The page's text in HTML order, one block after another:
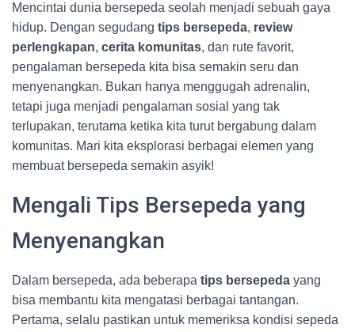
Mencintai dunia bersepeda seolah menjadi sebuah gaya
hidup. Dengan segudang tips bersepeda, review
perlengkapan, cerita komunitas, dan rute favorit,
pengalaman bersepeda kita bisa semakin seru dan
menyenangkan. Bukan hanya menggugah adrenalin,
tetapi juga menjadi pengalaman sosial yang tak
terlupakan, terutama ketika kita turut bergabung dalam
komunitas. Mari kita eksplorasi berbagai elemen yang
membuat bersepeda semakin asyik!
Mengali Tips Bersepeda yang
Menyenangkan
Dalam bersepeda, ada beberapa tips bersepeda yang
bisa membantu kita mengatasi berbagai tantangan.
Pertama, selalu pastikan untuk memeriksa kondisi sepeda